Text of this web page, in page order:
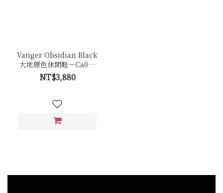
Vanger Obsidian Black
大地原色休閒鞋－Ca001
曜岩黑(黑底)
NT$3,880